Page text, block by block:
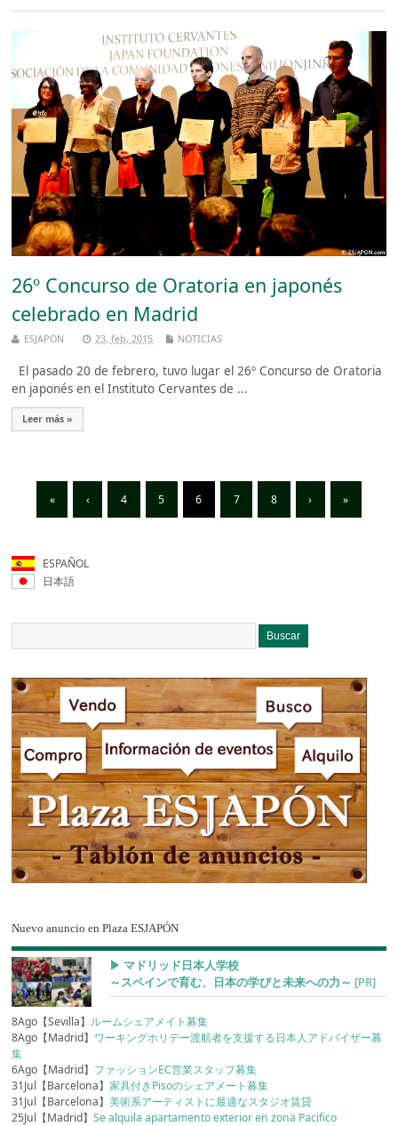
26º Concurso de Oratoria en japonés
celebrado en Madrid
ESJAPON 23, feb, 2015 NOTICIAS
El pasado 20 de febrero, tuvo lugar el 26º Concurso de Oratoria
en japonés en el Instituto Cervantes de ...
Leer más »
« ‹ 4 5 6 7 8 › »
ESPAÑOL
日本語
Nuevo anuncio en Plaza ESJAPÓN
▶︎ マドリッド日本人学校
～スペインで育む、日本の学びと未来への力～ [PR]
8Ago【Sevilla】ルームシェアメイト募集
8Ago【Madrid】 ワーキングホリデー渡航者を支援する日本人アドバイザー募
集
6Ago【Madrid】 ファッションEC営業スタッフ募集
31Jul【Barcelona】家具付きPisoのシェアメート募集
31Jul【Barcelona】美術系アーティストに最適なスタジオ賃貸
25Jul【Madrid】Se alquila apartamento exterior en zona Pacifico